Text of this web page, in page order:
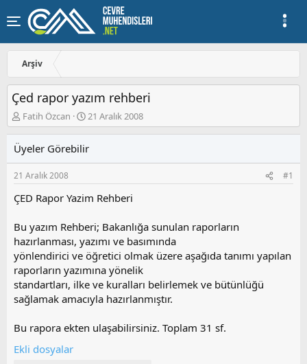
Arşiv
Çed rapor yazım rehberi
K
o
u
y
u
a
l
a
t
a
n
Fatih Özcan
B
a
l
a
ı
t
a
r
i
h
i
21 Aralık 2008
Üyeler Görebilir
21 Aralık 2008 #1
ÇED Rapor Yazim Rehberi
Bu yazım Rehberi; Bakanlığa sunulan raporların
hazırlanması, yazımı ve basımında
yönlendirici ve öğretici olmak üzere aşağıda tanımı yapılan
raporların yazımına yönelik
standartları, ilke ve kuralları belirlemek ve bütünlüğü
sağlamak amacıyla hazırlanmıştır.
Bu rapora ekten ulaşabilirsiniz. Toplam 31 sf.
Ekli dosyalar